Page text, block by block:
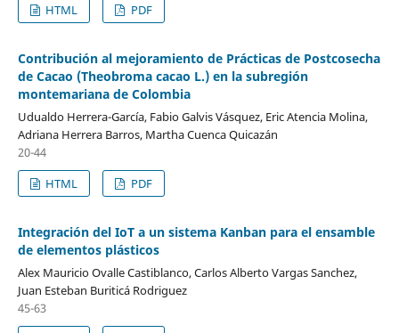
HTML
PDF
Contribución al mejoramiento de Prácticas de Postcosecha
de Cacao (Theobroma cacao L.) en la subregión
montemariana de Colombia
Udualdo Herrera-García, Fabio Galvis Vásquez, Eric Atencia Molina,
Adriana Herrera Barros, Martha Cuenca Quicazán
20-44
HTML
PDF
Integración del IoT a un sistema Kanban para el ensamble
de elementos plásticos
Alex Mauricio Ovalle Castiblanco, Carlos Alberto Vargas Sanchez,
Juan Esteban Buriticá Rodriguez
45-63